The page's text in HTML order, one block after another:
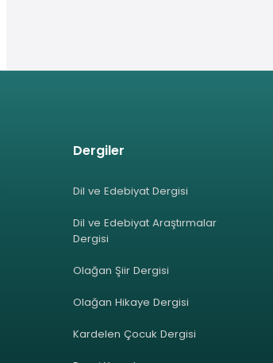
Dergiler
Dil ve Edebiyat Dergisi
Dil ve Edebiyat Araştırmalar
Dergisi
Olağan Şiir Dergisi
Olağan Hikaye Dergisi
Kardelen Çocuk Dergisi